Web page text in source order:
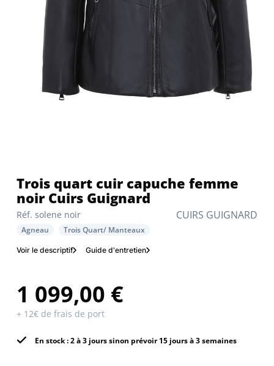
CUIRS GUIGNARD
Réf. solene noir
Trois quart cuir capuche femme
noir Cuirs Guignard
Agneau Trois Quart/ Manteaux
Voir le descriptif Guide d'entretien
1 099,00 €
+ 12€ de frais de port
En stock : 2 à 3 jours sinon prévoir 15 jours à 3 semaines